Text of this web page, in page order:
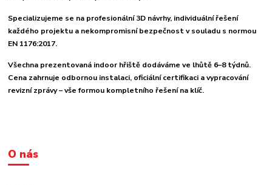
Specializujeme se na profesionální 3D návrhy, individuální řešení
každého projektu a nekompromisní bezpečnost v souladu s normou
EN 1176:2017.
Všechna prezentovaná indoor hřiště dodáváme ve lhůtě 6–8 týdnů.
Cena zahrnuje odbornou instalaci, oficiální certifikaci a vypracování
revizní zprávy – vše formou kompletního řešení na klíč.
O nás